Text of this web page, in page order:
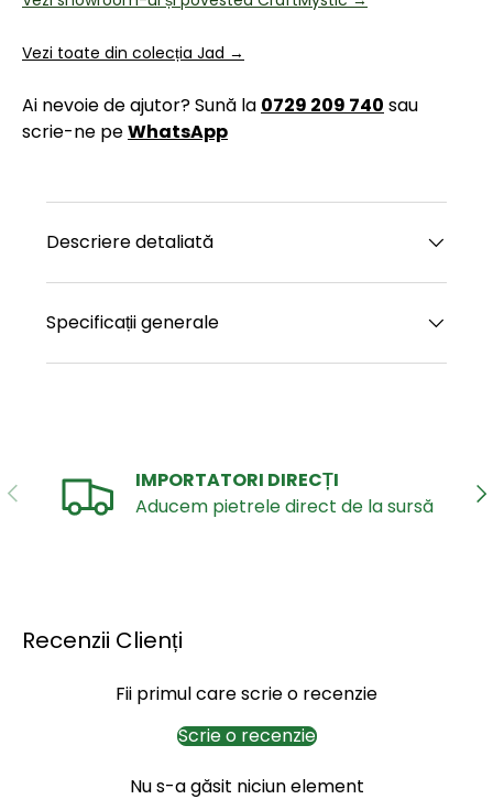
Vezi toate din colecția Jad →
Ai nevoie de ajutor? Sună la 0729 209 740 sau
scrie-ne peWhatsApp
Descriere detaliată
Specificații generale
ANTERIOR
IMPORTATORI DIRECȚI
Aducem pietrele direct de la sursă
Recenzii Clienți
Fii primul care scrie o recenzie
Scrie o recenzie
Nu s-a găsit niciun element